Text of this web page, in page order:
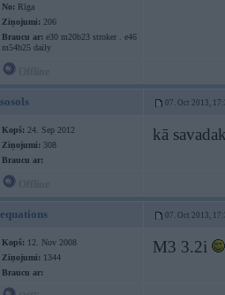
No: Rīga
Ziņojumi: 206
Braucu ar: e30 m20b23 stroker . e46
m54b25 daily
sosols 07. Oct 2013,
Kopš: 24. Sep 2012
Ziņojumi: 308
Braucu ar:
kā
equations 07. Oct 2013,
Kopš: 12. Nov 2008
Ziņojumi: 1344
Braucu ar:
M3 3.2i